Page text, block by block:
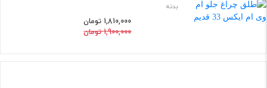
بدنه
1,810,000 تومان
1,900,000 تومان